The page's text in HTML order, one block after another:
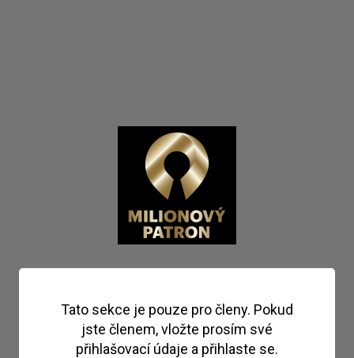
Tato sekce je pouze pro členy. Pokud
jste členem, vložte prosím své
přihlašovací údaje a přihlaste se.